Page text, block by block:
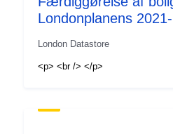
48.8376781
48.8376781
Londonplanens 2021-
London Datastore
<p> <br /> </p>